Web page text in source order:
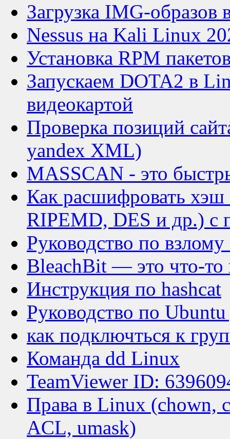
Загрузка IMG-
Nessus на Kali Linux
Установка RPM
Запускаем DOTA2 в
видеокартой
Проверка позиций
yandex XML)
MASSCAN - это
Как расшифровать
RIPEMD, DES и др.)
Руководство по
BleachBit — это что-
Инструкция по hashcat
Руководство по
как подключться к
Команда dd Linux
TeamViewer ID:
Права в Linux (chown,
ACL, umask)